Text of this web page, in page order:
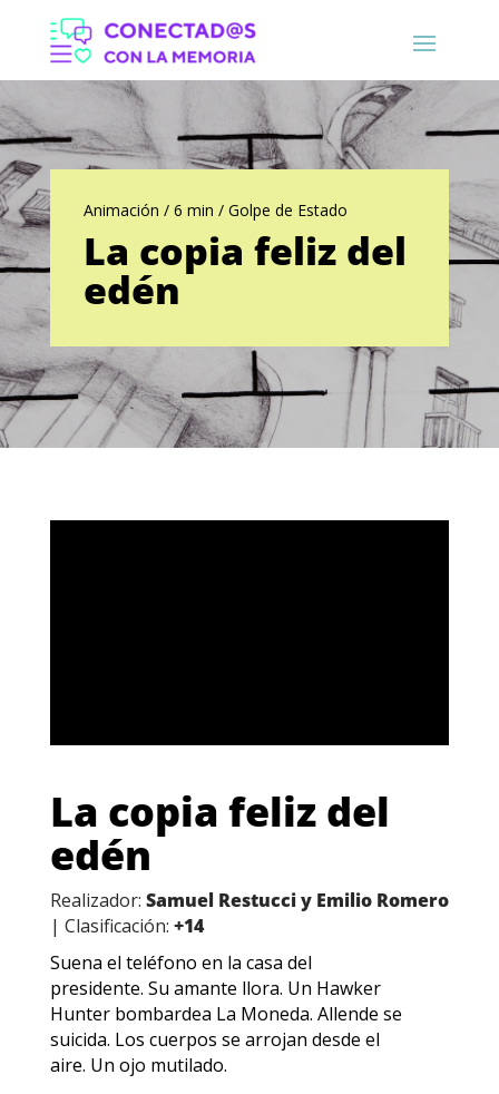
Animación / 6 min / Golpe de Estado
La copia feliz del
edén
La copia feliz del
edén
Realizador: Samuel Restucci y Emilio Romero
| Clasificación: +14
Suena el teléfono en la casa del
presidente. Su amante llora. Un Hawker
Hunter bombardea La Moneda. Allende se
suicida. Los cuerpos se arrojan desde el
aire. Un ojo mutilado.